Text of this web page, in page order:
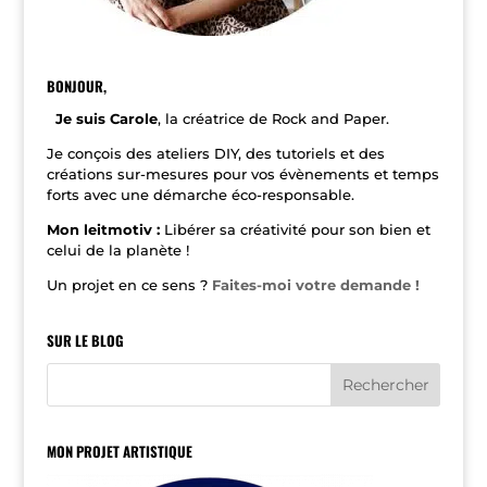
BONJOUR,
Je suis Carole, la créatrice de Rock and Paper.
Je conçois des ateliers DIY, des tutoriels et des
créations sur-mesures pour vos évènements et temps
forts avec une démarche éco-responsable.
Mon leitmotiv : Libérer sa créativité pour son bien et
celui de la planète !
Un projet en ce sens ? Faites-moi votre demande !
SUR LE BLOG
MON PROJET ARTISTIQUE